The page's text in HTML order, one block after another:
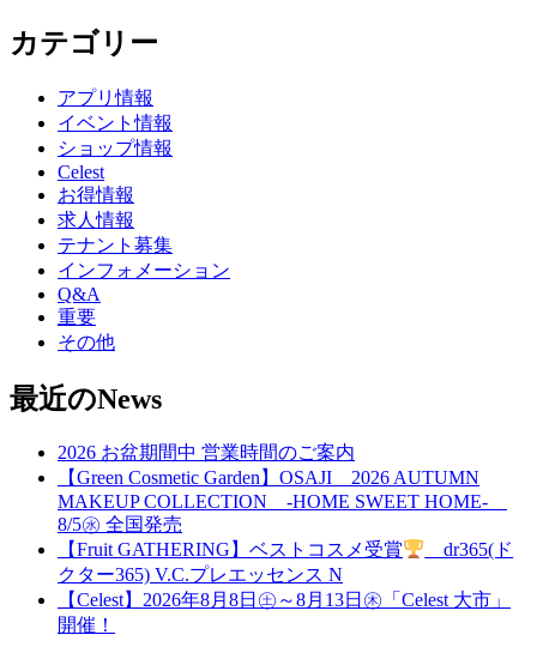
カテゴリー
アプリ情報
イベント情報
ショップ情報
Celest
お得情報
求人情報
テナント募集
インフォメーション
Q&A
重要
その他
最近のNews
2026 お盆期間中 営業時間のご案内
【Green Cosmetic Garden】OSAJI 2026 AUTUMN
MAKEUP COLLECTION -HOME SWEET HOME-
8/5㊌ 全国発売
【Fruit GATHERING】ベストコスメ受賞
dr365(ド
クター365) V.C.プレエッセンス N
【Celest】2026年8月8日㊏～8月13日㊍「Celest 大市」
開催！